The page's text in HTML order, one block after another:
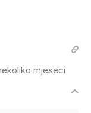
mjeseci